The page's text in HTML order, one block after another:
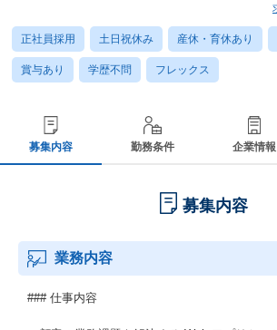
正社員採用 土日祝休み 産休・育休あり
賞与あり 学歴不問 フレックス
募集内容 勤務条件 企業情報
募集内容
業務内容
### 仕事内容